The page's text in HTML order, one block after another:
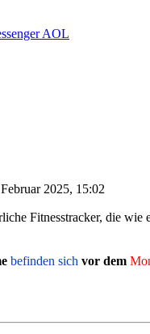
AOL
2025, 15:02
Fitnesstracker, die
befinden sich vor dem